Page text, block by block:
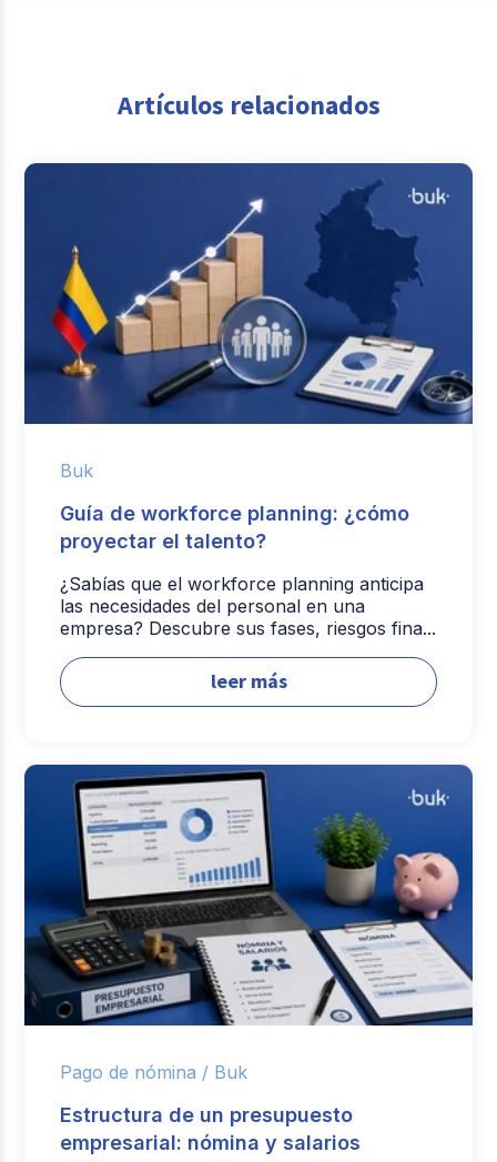
Artículos relacionados
Buk
Guía de workforce planning: ¿cómo
proyectar el talento?
¿Sabías que el workforce planning anticipa
las necesidades del personal en una
empresa? Descubre sus fases, riesgos fina...
leer más
Pago de nómina / Buk
Estructura de un presupuesto
empresarial: nómina y salarios